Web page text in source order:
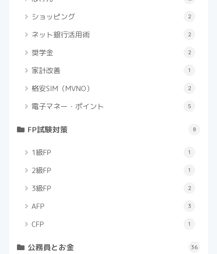
ショッピング 2
ネット銀行活用術 2
奨学金 2
家計改善 1
格安SIM（MVNO） 2
電子マネー・ポイント 5
FP試験対策 8
1級FP 1
2級FP 1
3級FP 2
AFP 3
CFP 1
公務員とお金 36